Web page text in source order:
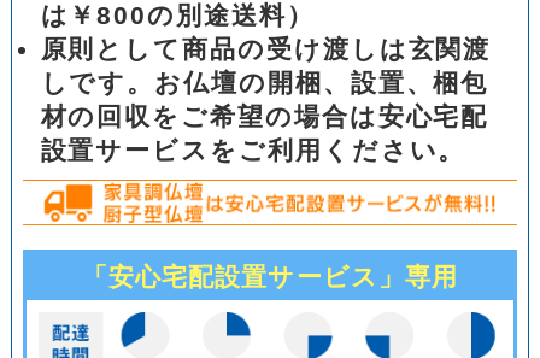
は￥800の別途送料）
原則として商品の受け渡しは玄関渡
しです。お仏壇の開梱、設置、梱包
材の回収をご希望の場合は安心宅配
設置サービスをご利用ください。
「安心宅配設置サービス」専用